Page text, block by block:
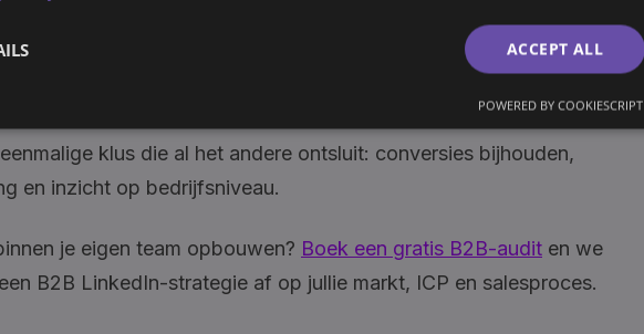
op alle pagina's afvuren
klus die al het andere ontsluit: conversies bijhouden,
en inzicht op bedrijfsniveau.
je eigen team opbouwen? Boek een gratis B2B-audit en we
B2B LinkedIn-strategie af op jullie markt, ICP en salesproces.
ACCEPT ALL
POWERED BY COOKIESCRIPT